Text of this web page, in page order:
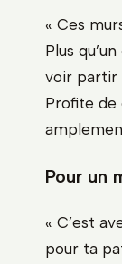
« Ces
Plus
voir partir
Profite de
Pour un
« C’est
pour ta